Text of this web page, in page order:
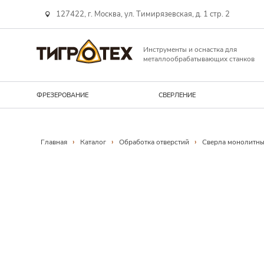
127422, г. Москва, ул. Тимирязевская, д. 1 стр. 2
Инструменты и оснастка для
металлообрабатывающих станков
ФРЕЗЕРОВАНИЕ СВЕРЛЕНИЕ
Навигационная линия
Главная › Каталог › Обработка отверстий › Сверла